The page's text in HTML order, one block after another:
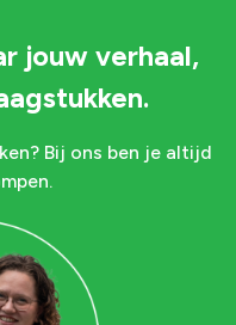
jouw verhaal,
Bij ons ben je altijd